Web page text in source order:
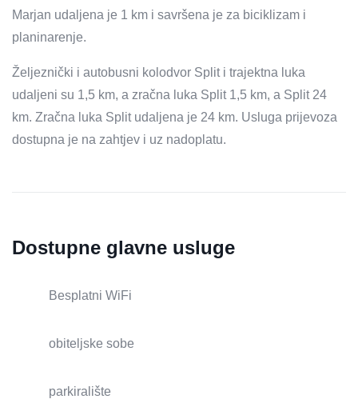
Marjan udaljena je 1 km i savršena je za biciklizam i
planinarenje.
Željeznički i autobusni kolodvor Split i trajektna luka
udaljeni su 1,5 km, a zračna luka Split 1,5 km, a Split 24
km. Zračna luka Split udaljena je 24 km. Usluga prijevoza
dostupna je na zahtjev i uz nadoplatu.
Dostupne glavne usluge
Besplatni WiFi
obiteljske sobe
parkiralište